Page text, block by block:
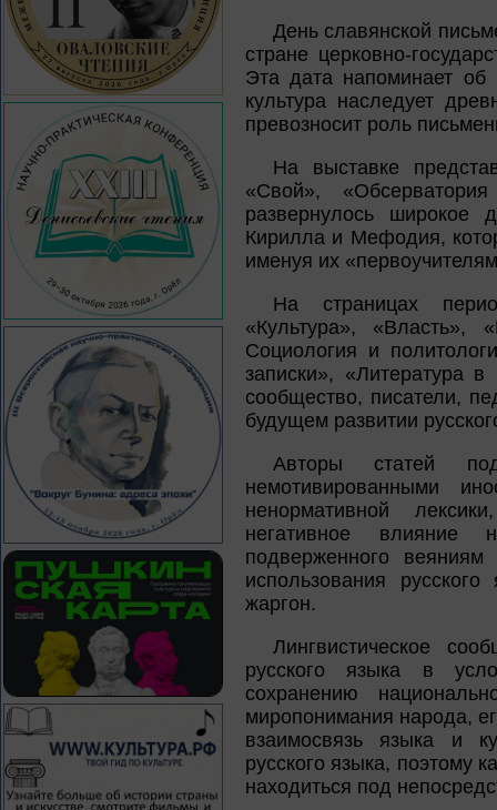
День славянской
стране церковно-
Эта дата напоминает об
культура наследует
превозносит роль
На выставке
«Свой»,
развернулось широкое
Кирилла и Мефодия,
именуя их
На страницах
«Культура»,
Социология и
записки», «Литература
сообщество, писатели,
будущем развитии
Авторы статей
немотивированными
ненормативной
негативное влияние
подверженного
использования
жаргон.
Лингвистическое
русского языка в
сохранению
миропонимания народа,
взаимосвязь языка и
русского языка, поэтому
находиться под